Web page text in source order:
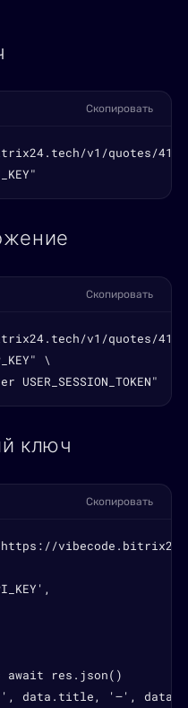
Скопировать
v1/quotes/
Скопировать
v1/quotes/
\
USER_SESSION_TOKEN"
ключ
Скопировать
await res.json()
data.title, '—',